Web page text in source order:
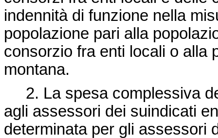
indennità di funzione nella
popolazione pari alla
consorzio fra enti locali o alla
montana.
2. La spesa complessiva
agli assessori dei suindicati
determinata per gli assessori